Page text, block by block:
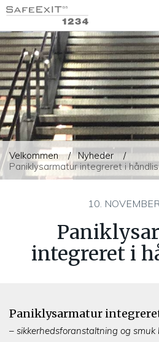
Velkommen
Nyheder
Paniklysarmatur integreret i
10.
integreret i
Paniklysarmatur
– sikkerhedsforanstaltning og